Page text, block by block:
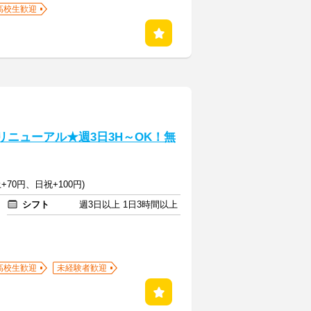
校生歓迎
ニューアル★週3日3H～OK！無
円、日祝+100円)
シフト
週3日以上 1日3時間以上
校生歓迎 未経験者歓迎